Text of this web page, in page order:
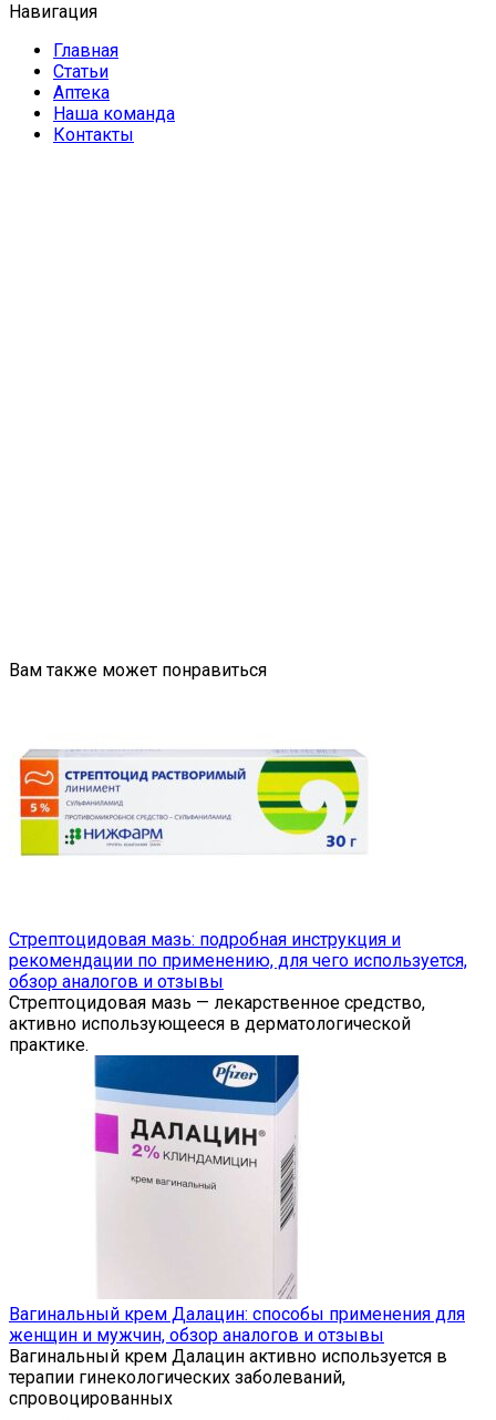
Навигация
Главная
Статьи
Аптека
Наша команда
Контакты
Вам также может понравиться
Стрептоцидовая мазь: подробная инструкция и
рекомендации по применению, для чего используется,
обзор аналогов и отзывы
Стрептоцидовая мазь — лекарственное средство,
активно использующееся в дерматологической
практике.
Вагинальный крем Далацин: способы применения для
женщин и мужчин, обзор аналогов и отзывы
Вагинальный крем Далацин активно используется в
терапии гинекологических заболеваний,
спровоцированных